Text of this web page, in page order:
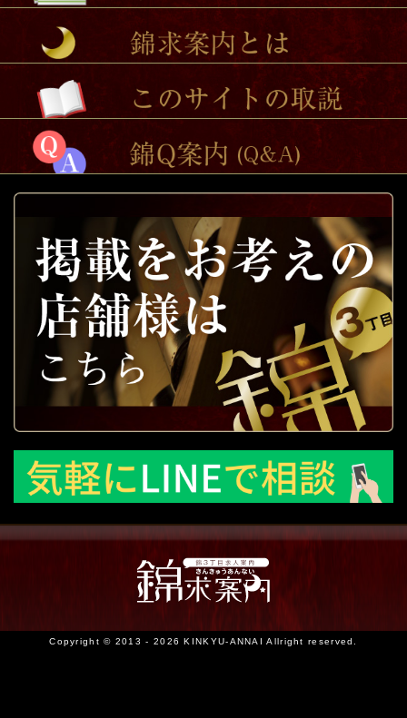
Copyright © 2013 - 2026 KINKYU-ANNAI Allright reserved.